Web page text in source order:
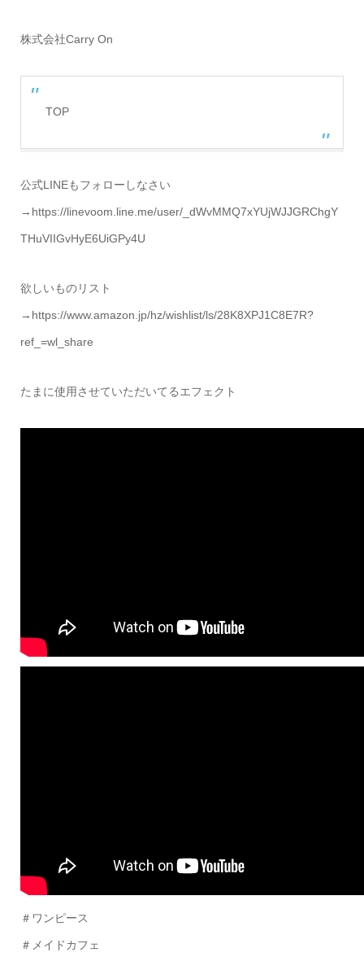
株式会社Carry On
TOP
公式LINEもフォローしなさい
→https://linevoom.line.me/user/_dWvMMQ7xYUjWJJGRChgY
THuVIIGvHyE6UiGPy4U
欲しいものリスト
→https://www.amazon.jp/hz/wishlist/ls/28K8XPJ1C8E7R?
ref_=wl_share
たまに使用させていただいてるエフェクト
＃ワンピース
＃メイドカフェ